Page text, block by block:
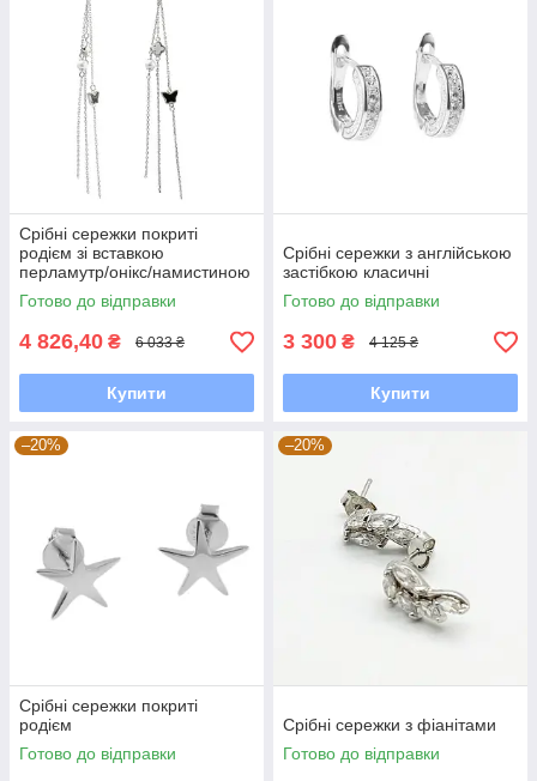
Срібні сережки покриті
родієм зі вставкою
перламутр/онікс/намистиною
Готово до відправки
4 826,40 ₴ 6 033 ₴
Купити
Срібні сережки з англійською
застібкою класичні
Готово до відправки
3 300 ₴ 4 125 ₴
Купити
–20%
Срібні сережки покриті
родієм
Готово до відправки
–20%
Срібні сережки з фіанітами
Готово до відправки